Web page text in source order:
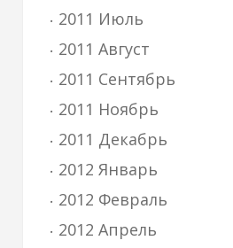
2011 Июль
2011 Август
2011 Сентябрь
2011 Ноябрь
2011 Декабрь
2012 Январь
2012 Февраль
2012 Апрель